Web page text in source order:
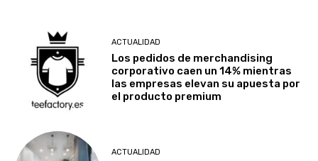
ACTUALIDAD
Los pedidos de merchandising
corporativo caen un 14% mientras
las empresas elevan su apuesta por
el producto premium
ACTUALIDAD